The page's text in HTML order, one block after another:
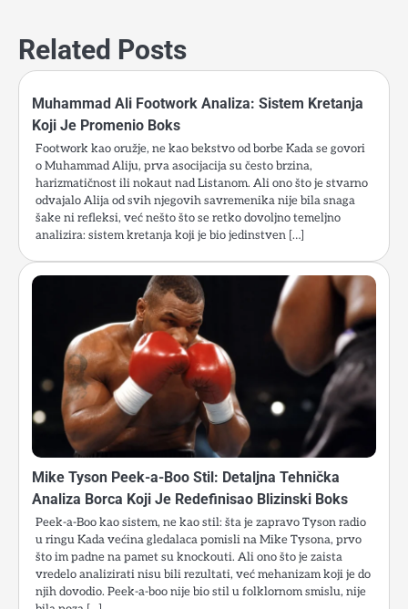
Related Posts
Muhammad Ali Footwork Analiza: Sistem Kretanja
Koji Je Promenio Boks
Footwork kao oružje, ne kao bekstvo od borbe Kada se govori
o Muhammad Aliju, prva asocijacija su često brzina,
harizmatičnost ili nokaut nad Listanom. Ali ono što je stvarno
odvajalo Alija od svih njegovih savremenika nije bila snaga
šake ni refleksi, već nešto što se retko dovoljno temeljno
analizira: sistem kretanja koji je bio jedinstven […]
Mike Tyson Peek-a-Boo Stil: Detaljna Tehnička
Analiza Borca Koji Je Redefinisao Blizinski Boks
Peek-a-Boo kao sistem, ne kao stil: šta je zapravo Tyson radio
u ringu Kada većina gledalaca pomisli na Mike Tysona, prvo
što im padne na pamet su knockouti. Ali ono što je zaista
vredelo analizirati nisu bili rezultati, već mehanizam koji je do
njih dovodio. Peek-a-boo nije bio stil u folklornom smislu, nije